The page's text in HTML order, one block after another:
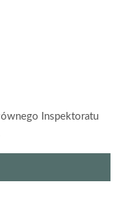
Inspektoratu